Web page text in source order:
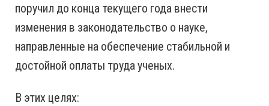
поручил до конца текущего года внести
изменения в законодательство о науке,
направленные на обеспечение стабильной и
достойной оплаты труда ученых.
В этих целях: